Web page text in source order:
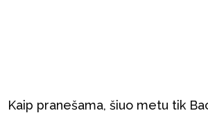
Kaip pranešama, šiuo metu tik